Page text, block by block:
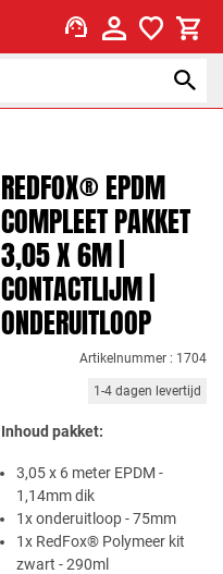
support_agent
REDFOX® EPDM
COMPLEET PAKKET
3,05 X 6M |
CONTACTLIJM |
ONDERUITLOOP
Artikelnummer : 1704
1-4 dagen levertijd
Inhoud p​akket:
​3,05 x 6 meter EPDM -
1,14mm dik
1x onderuitloop - 75mm
​1x RedFox® Polymeer kit
zwart - 290ml